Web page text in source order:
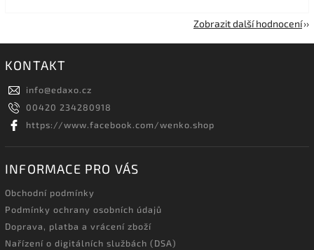
Zobrazit další hodnocení
KONTAKT
info@edaxo.cz
00420 234280918
https://www.facebook.com/wenko.shop
INFORMACE PRO VÁS
Obchodní podmínky
Podmínky ochrany osobních údajů
Doprava, platba a vrácení zboží
Nařízení o digitálních službách (DSA)